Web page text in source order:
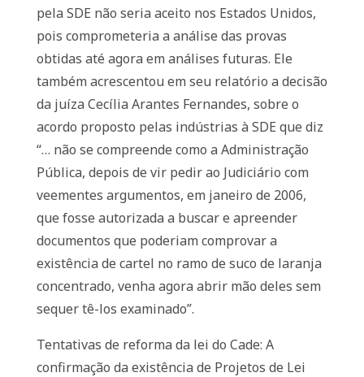
pela SDE não seria aceito nos Estados Unidos,
pois comprometeria a análise das provas
obtidas até agora em análises futuras. Ele
também acrescentou em seu relatório a decisão
da juíza Cecília Arantes Fernandes, sobre o
acordo proposto pelas indústrias à SDE que diz
“… não se compreende como a Administração
Pública, depois de vir pedir ao Judiciário com
veementes argumentos, em janeiro de 2006,
que fosse autorizada a buscar e apreender
documentos que poderiam comprovar a
existência de cartel no ramo de suco de laranja
concentrado, venha agora abrir mão deles sem
sequer tê-los examinado”.
Tentativas de reforma da lei do Cade: A
confirmação da existência de Projetos de Lei